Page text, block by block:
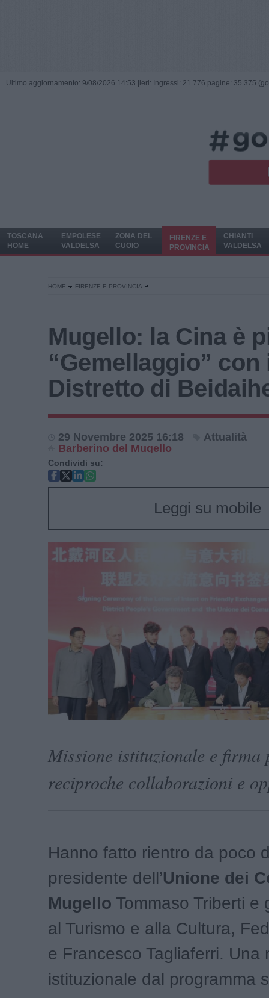
Ultimo aggiornamento: 9/08/2026 14:53 | ieri: Ingressi: 21.776 pagine: 35.375
TOSCANA
HOME
EMPOLESE
VALDELSA
ZONA DEL
CUOIO
FIRENZE E
PROVINCIA
CHIANTI
VALDELSA
HOME FIRENZE E PROVINCIA
Mugello: la Cina è
“Gemellaggio” con
Distretto di
29 Novembre 2025 16:18
Attualità
Barberino del Mugello
Condividi su:
Leggi su mobile
Missione istituzionale e firma
reciproche collaborazioni e
Hanno fatto rientro da poco
presidente dell’Unione dei
Mugello Tommaso Triberti e
al Turismo e alla Cultura,
e Francesco Tagliaferri. Una
istituzionale dal programma